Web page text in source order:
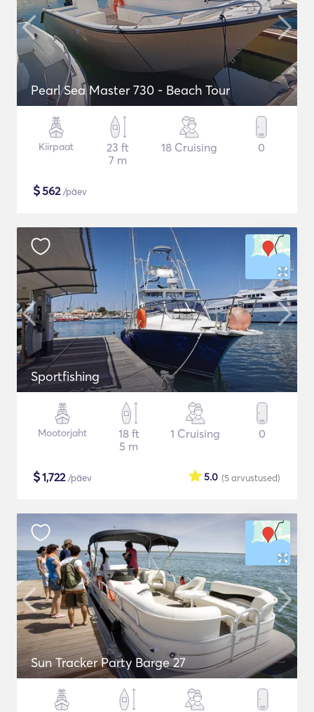
Pearl Sea Master 730 - Beach Tour
Kiirpaat
23 ft
7 m
18 Cruising 0
$562/päev
Sportfishing
Mootorjaht
18 ft
5 m
1 Cruising 0
$1,722/päev (5arvustused)
5.0
Sun Tracker Party Barge 27